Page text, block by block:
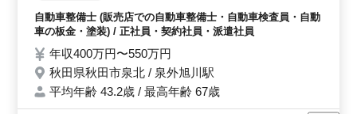
活躍できる職場です！ シニアが経験を活か
して活躍中です。
自動車整備士 (販売店での自動車整備士・自動車検査員・自動
車の板金・塗装) / 正社員・契約社員・派遣社員
年収400万円〜550万円
秋田県秋田市泉北 / 泉外旭川駅
平均年齢 43.2歳 / 最高年齢 67歳